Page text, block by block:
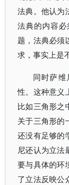
法典。他认为
法典的内容
题，法典必须
求，事实上是
同时萨
性。这种意义
比如三角形之
关于三角形的
还没有足够的
尼还认为立法
要与具体的环
了立法反映公